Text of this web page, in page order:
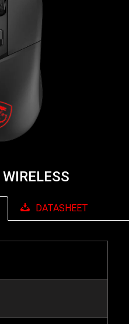
DATASHEET